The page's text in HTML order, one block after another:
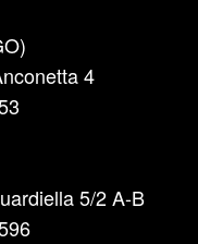
4
5/2 A-B